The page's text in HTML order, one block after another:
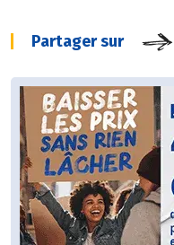
Partager sur